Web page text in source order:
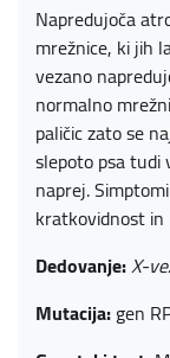
Napredujoča
mrežnice, ki jih
vezano
normalno
paličic zato se
slepoto psa tudi
naprej.
kratkovidnost
Dedovanje:X-
Mutacija:gen